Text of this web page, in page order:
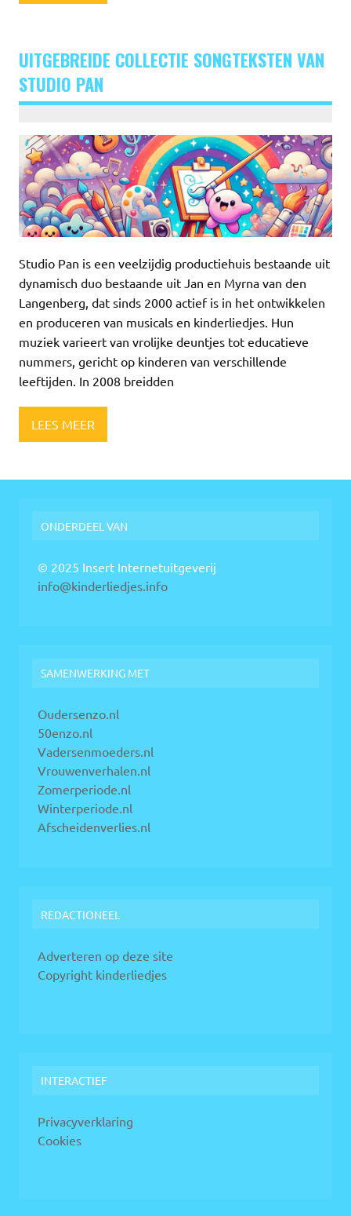
UITGEBREIDE COLLECTIE SONGTEKSTEN VAN
STUDIO PAN
Studio Pan is een veelzijdig productiehuis bestaande uit
dynamisch duo bestaande uit Jan en Myrna van den
Langenberg, dat sinds 2000 actief is in het ontwikkelen
en produceren van musicals en kinderliedjes. Hun
muziek varieert van vrolijke deuntjes tot educatieve
nummers, gericht op kinderen van verschillende
leeftijden. In 2008 breidden
LEES MEER
ONDERDEEL VAN
© 2025 Insert Internetuitgeverij
info@kinderliedjes.info
SAMENWERKING MET
Oudersenzo.nl
50enzo.nl
Vadersenmoeders.nl
Vrouwenverhalen.nl
Zomerperiode.nl
Winterperiode.nl
Afscheidenverlies.nl
REDACTIONEEL
Adverteren op deze site
Copyright kinderliedjes
INTERACTIEF
Privacyverklaring
Cookies